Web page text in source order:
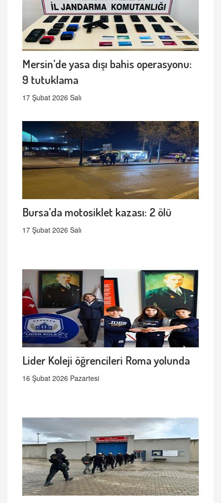
Mersin’de yasa dışı bahis operasyonu:
9 tutuklama
17 Şubat 2026 Salı
Bursa’da motosiklet kazası: 2 ölü
17 Şubat 2026 Salı
Lider Koleji öğrencileri Roma yolunda
16 Şubat 2026 Pazartesi